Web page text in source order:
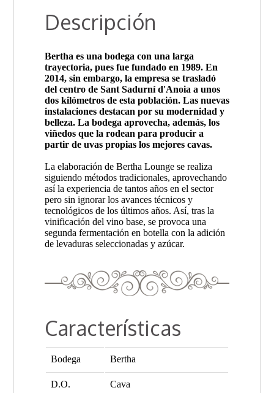
Descripción
Bertha es una bodega con una larga
trayectoria, pues fue fundado en 1989. En
2014, sin embargo, la empresa se trasladó
del centro de Sant Sadurní d'Anoia a unos
dos kilómetros de esta población. Las nuevas
instalaciones destacan por su modernidad y
belleza. La bodega aprovecha, además, los
viñedos que la rodean para producir a
partir de uvas propias los mejores cavas.
La elaboración de Bertha Lounge se realiza
siguiendo métodos tradicionales, aprovechando
así la experiencia de tantos años en el sector
pero sin ignorar los avances técnicos y
tecnológicos de los últimos años. Así, tras la
vinificación del vino base, se provoca una
segunda fermentación en botella con la adición
de levaduras seleccionadas y azúcar.
Características
Bodega Bertha
D.O. Cava